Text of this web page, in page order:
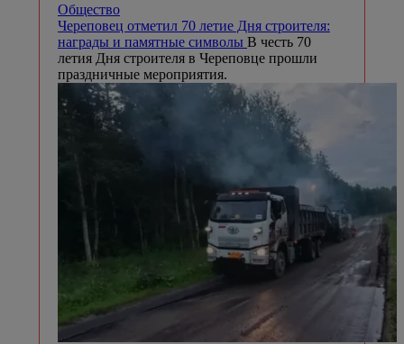
Общество
Череповец отметил 70 летие Дня строителя:
награды и памятные символы В честь 70
летия Дня строителя в Череповце прошли
праздничные мероприятия.